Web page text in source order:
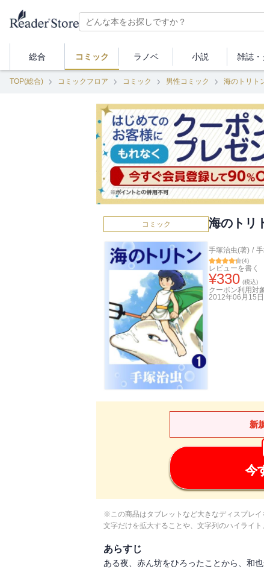
総合 コミック ラノベ 小説 雑誌・
TOP(総合) コミックフロア コミック 男性コミック 海のトリト
コミック 海のトリ
手塚治虫(著) /
(4)
レビューを書く
¥330 (税込)
クーポン利用対
2012年06月15日
新
今
※この商品はタブレットなど大きなディスプレイ
文字だけを拡大することや、文字列のハイライ
あらすじ
ある夜、赤ん坊をひろったことから、和